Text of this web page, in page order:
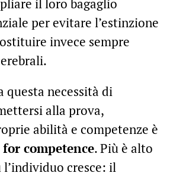
per evitare l’estinzione
invece sempre
questa necessità di
alla prova,
abilità e competenze è
competence. Più è alto
cresce: il